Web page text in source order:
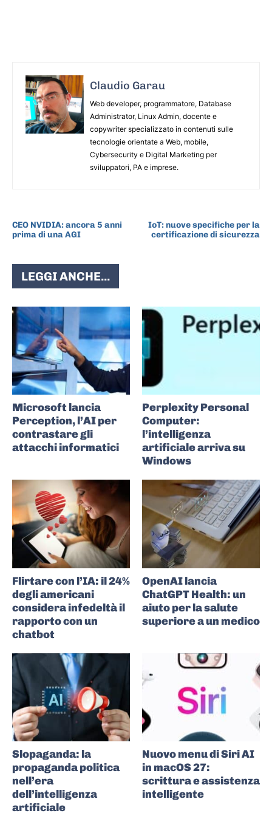
Claudio Garau
Web developer, programmatore, Database
Administrator, Linux Admin, docente e
copywriter specializzato in contenuti sulle
tecnologie orientate a Web, mobile,
Cybersecurity e Digital Marketing per
sviluppatori, PA e imprese.
CEO NVIDIA: ancora 5 anni
prima di una AGI
IoT: nuove specifiche per la
certificazione di sicurezza
LEGGI ANCHE...
Microsoft lancia
Perception, l’AI per
contrastare gli
attacchi informatici
Perplexity Personal
Computer:
l’intelligenza
artificiale arriva su
Windows
Flirtare con l’IA: il 24%
degli americani
considera infedeltà il
rapporto con un
chatbot
OpenAI lancia
ChatGPT Health: un
aiuto per la salute
superiore a un medico
Slopaganda: la
propaganda politica
nell’era
dell’intelligenza
artificiale
Nuovo menu di Siri AI
in macOS 27:
scrittura e assistenza
intelligente